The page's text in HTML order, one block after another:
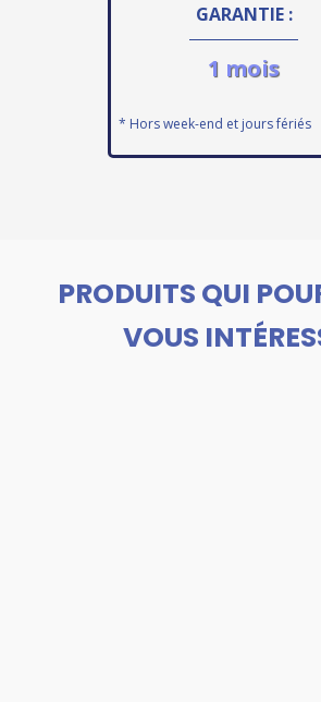
GARANTIE :
1 mois
* Hors week-end et jours fériés
PRODUITS QUI
VOUS